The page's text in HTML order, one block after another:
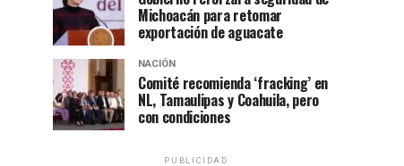
Michoacán para retomar
exportación de aguacate
NACIÓN
Comité recomienda ‘fracking’ en
NL, Tamaulipas y Coahuila, pero
con condiciones
PUBLICIDAD